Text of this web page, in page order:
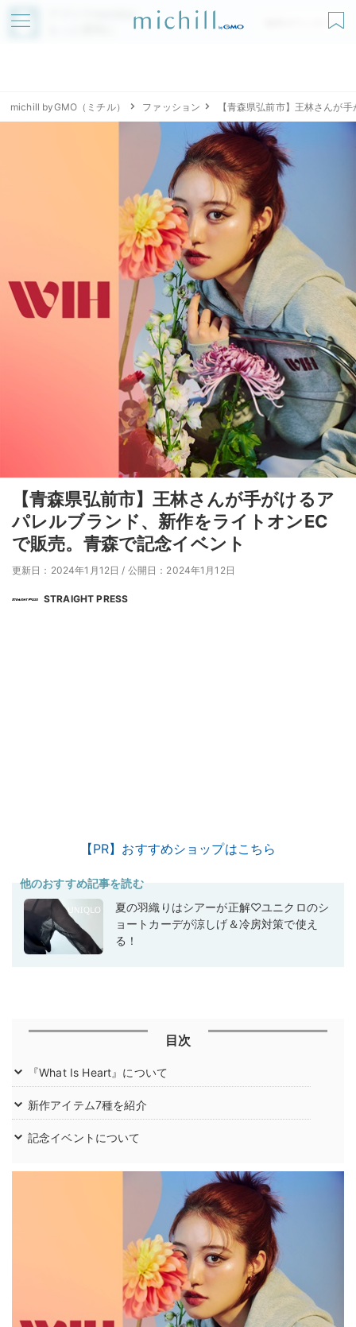
アプリでmichillが
無料ダウンロード
michill byGMO（ミチル） ファッション 【青森県弘前市】王林さんが
【青森県弘前市】王林さんが手がけるア
パレルブランド、新作をライトオンEC
で販売。青森で記念イベント
更新日：2024年1月12日 / 公開日：2024年1月12日
STRAIGHT PRESS
【PR】おすすめショップはこちら
他のおすすめ記事を読む
夏の羽織りはシアーが正解♡ユニクロのシ
ョートカーデが涼しげ＆冷房対策で使え
る！
目次
『What Is Heart』について
新作アイテム7種を紹介
記念イベントについて